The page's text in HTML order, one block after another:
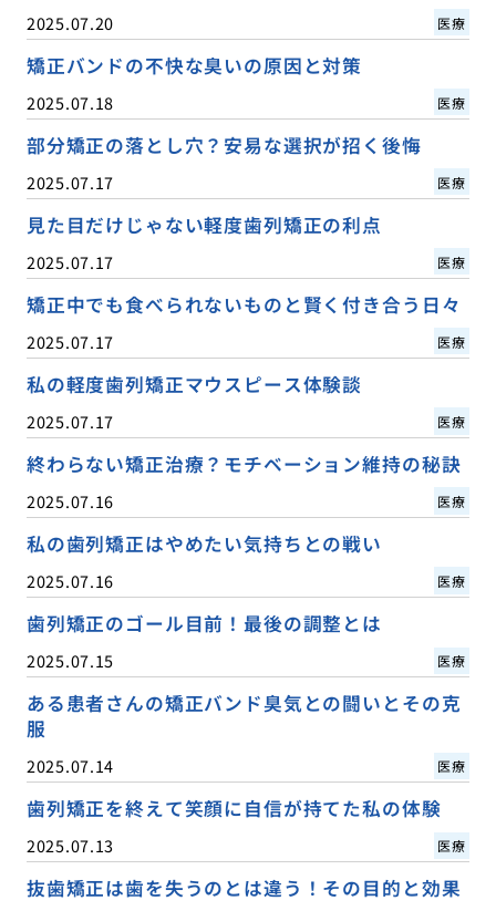
2025.07.20 医療
矯正バンドの不快な臭いの原因と対策
2025.07.18 医療
部分矯正の落とし穴？安易な選択が招く後悔
2025.07.17 医療
見た目だけじゃない軽度歯列矯正の利点
2025.07.17 医療
矯正中でも食べられないものと賢く付き合う日々
2025.07.17 医療
私の軽度歯列矯正マウスピース体験談
2025.07.17 医療
終わらない矯正治療？モチベーション維持の秘訣
2025.07.16 医療
私の歯列矯正はやめたい気持ちとの戦い
2025.07.16 医療
歯列矯正のゴール目前！最後の調整とは
2025.07.15 医療
ある患者さんの矯正バンド臭気との闘いとその克
服
2025.07.14 医療
歯列矯正を終えて笑顔に自信が持てた私の体験
2025.07.13 医療
抜歯矯正は歯を失うのとは違う！その目的と効果